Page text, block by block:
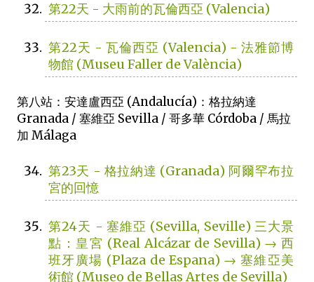
第22天 - 大雨前的瓦倫西亞 (Valencia)
第22天 - 瓦倫西亞 (Valencia) - 法雅節博
物館 (Museu Faller de València)
第八站：安達盧西亞 (Andalucía)：格拉納達
Granada / 塞維亞 Sevilla / 哥多華 Córdoba / 馬拉
加 Málaga
第23天 - 格拉納達 (Granada) 阿爾罕布拉
宮的回憶
第24天 - 塞維亞 (Sevilla, Seville) 三大景
點：皇宮 (Real Alcázar de Sevilla) → 西
班牙廣場 (Plaza de Espana) → 塞維亞美
術館 (Museo de Bellas Artes de Sevilla)